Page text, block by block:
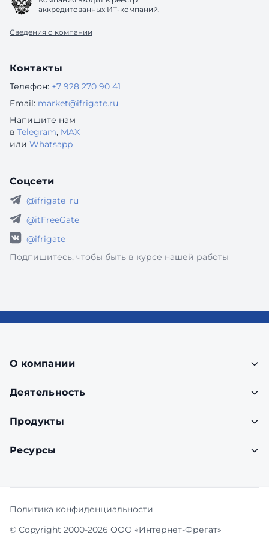
аккредитованных ИТ-компаний.
Сведения о компании
Контакты
Телефон: +7 928 270 90 41
Email: market@ifrigate.ru
Напишите нам
в Telegram, MAX
или Whatsapp
Соцсети
@ifrigate_ru
@itFreeGate
@ifrigate
Подпишитесь, чтобы быть в курсе нашей работы
О компании
Деятельность
Продукты
Ресурсы
© Copyright 2000-2026 ООО «Интернет-Фрегат»
Политика конфиденциальности